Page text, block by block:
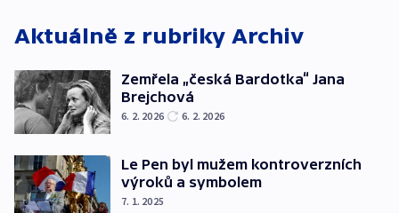
Aktuálně z rubriky Archiv
Zemřela „česká Bardotka“ Jana
Brejchová
6. 2. 2026 6. 2. 2026
Le Pen byl mužem kontroverzních
výroků a symbolem
7. 1. 2025